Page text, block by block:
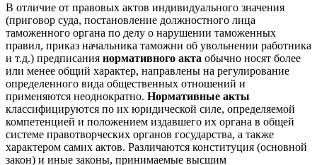
В отличие от правовых актов индивидуального значения
(приговор суда, постановление должностного лица
таможенного органа по делу о нарушении таможенных
правил, приказ начальника таможни об увольнении работника
и т.д.) предписания нормативного акта обычно носят более
или менее общий характер, направлены на регулирование
определенного вида общественных отношений и
применяются неоднократно. Нормативные акты
классифицируются по их юридической силе, определяемой
компетенцией и положением издавшего их органа в общей
системе правотворческих органов государства, а также
характером самих актов. Различаются конституция (основной
закон) и иные законы, принимаемые высшим